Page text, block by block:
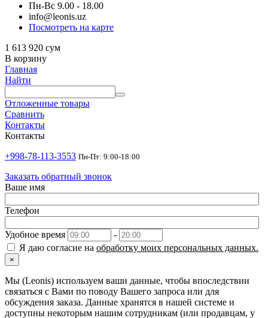
Пн-Вс 9.00 - 18.00
info@leonis.uz
Посмотреть на карте
1 613 920 сум
В корзину
Главная
Найти
Отложенные товары
Сравнить
Контакты
Контакты
+998-78-113-3553 Пн-Пт: 9:00-18:00
Заказать обратный звонок
Ваше имя
Телефон
Удобное время
-
Я даю согласие на обработку моих персональных данных.
×
Мы (Leonis) используем ваши данные, чтобы впоследствии
связаться с Вами по поводу Вашего запроса или для
обсуждения заказа. Данные хранятся в нашей системе и
доступны некоторым нашим сотрудникам (или продавцам, у